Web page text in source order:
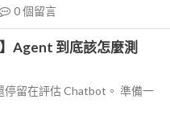
0個留言
Agent 到底該怎麼測
留在評估 Chatbot。 準備一